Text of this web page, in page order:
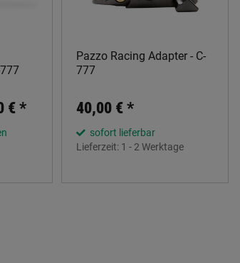
€*
Pazzo Racing Adapter - C-
777
40,00 €*
sofort lieferbar
Lieferzeit: 1 - 2 Werktage